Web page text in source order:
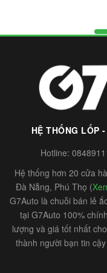
HỆ THỐNG LỐP
Hotline:
Hệ thống hơn 20 cửa
Đà Nẵng, Phú Thọ (
G7Auto là chuỗi bán lẻ
tại G7Auto 100%
lượng và giá tốt nhất
thành người bạn tin